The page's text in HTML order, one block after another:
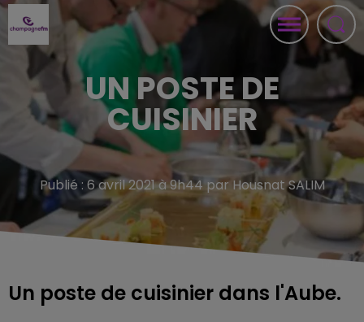
UN POSTE DE
CUISINIER
Publié : 6 avril 2021 à 9h44 par Housnat SALIM
Un poste de cuisinier dans l'Aube.